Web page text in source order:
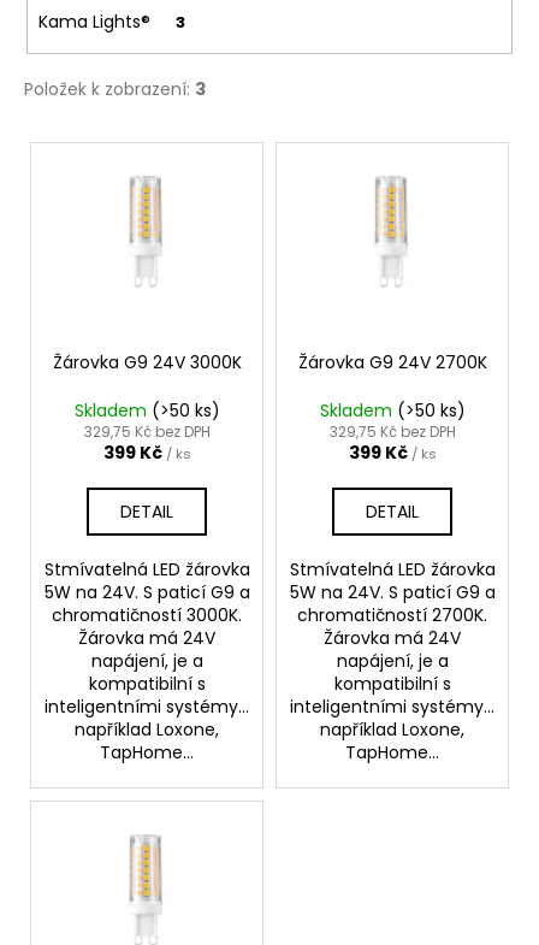
Kama Lights® 3
Položek k zobrazení: 3
V
Žárovka G9 24V 3000K
Skladem (>50 ks)
329,75 Kč bez DPH
399 Kč / ks
DETAIL
Stmívatelná LED žárovka
5W na 24V. S paticí G9 a
chromatičností 3000K.
Žárovka má 24V
napájení, je a
kompatibilní s
inteligentními systémy...
například Loxone,
TapHome...
Žárovka G9 24V 2700K
Skladem (>50 ks)
329,75 Kč bez DPH
399 Kč / ks
DETAIL
Stmívatelná LED žárovka
5W na 24V. S paticí G9 a
chromatičností 2700K.
Žárovka má 24V
napájení, je a
kompatibilní s
inteligentními systémy...
například Loxone,
TapHome...
u
j
e
e